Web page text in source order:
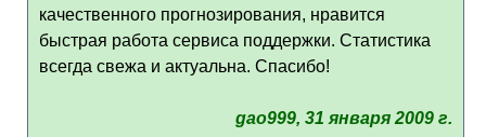
качественного прогнозирования, нравится
быстрая работа сервиса поддержки. Статистика
всегда свежа и актуальна. Спасибо!
gao999, 31 января 2009 г.